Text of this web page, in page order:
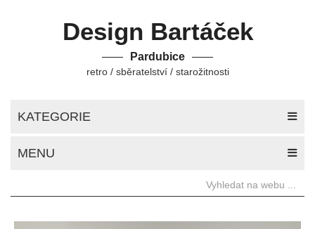
Design Bartáček
Pardubice
retro / sběratelství / starožitnosti
KATEGORIE
MENU